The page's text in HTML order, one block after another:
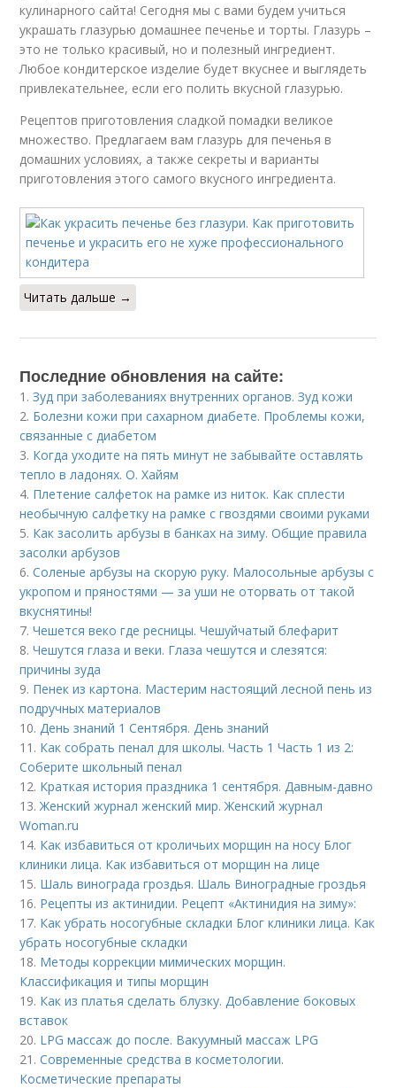
кулинарного сайта! Сегодня мы с вами будем учиться
украшать глазурью домашнее печенье и торты. Глазурь –
это не только красивый, но и полезный ингредиент.
Любое кондитерское изделие будет вкуснее и выглядеть
привлекательнее, если его полить вкусной глазурью.
Рецептов приготовления сладкой помадки великое
множество. Предлагаем вам глазурь для печенья в
домашних условиях, а также секреты и варианты
приготовления этого самого вкусного ингредиента.
Читать дальше →
Последние обновления на сайте:
1.Зуд при заболеваниях внутренних органов. Зуд кожи
2. Болезни кожи при сахарном диабете. Проблемы кожи,
связанные с диабетом
3. Когда уходите на пять минут не забывайте оставлять
тепло в ладонях. О. Хайям
4. Плетение салфеток на рамке из ниток. Как сплести
необычную салфетку на рамке с гвоздями своими руками
5. Как засолить арбузы в банках на зиму. Общие правила
засолки арбузов
6.Соленые арбузы на скорую руку. Малосольные арбузы с
укропом и пряностями — за уши не оторвать от такой
вкуснятины!
7.Чешется веко где ресницы. Чешуйчатый блефарит
8.Чешутся глаза и веки. Глаза чешутся и слезятся:
причины зуда
9. Пенек из картона. Мастерим настоящий лесной пень из
подручных материалов
10. День знаний 1 Сентября. День знаний
11. Как собрать пенал для школы. Часть 1 Часть 1 из 2:
Соберите школьный пенал
12. Краткая история праздника 1 сентября. Давным-давно
13.Женский журнал женский мир. Женский журнал
Woman.ru
14. Как избавиться от кроличьих морщин на носу Блог
клиники лица. Как избавиться от морщин на лице
15. Шаль винограда гроздья. Шаль Виноградные гроздья
16. Рецепты из актинидии. Рецепт «Актинидия на зиму»:
17. Как убрать носогубные складки Блог клиники лица. Как
убрать носогубные складки
18. Методы коррекции мимических морщин.
Классификация и типы морщин
19. Как из платья сделать блузку. Добавление боковых
вставок
20. LPG массаж до после. Вакуумный массаж LPG
21.Современные средства в косметологии.
Косметические препараты